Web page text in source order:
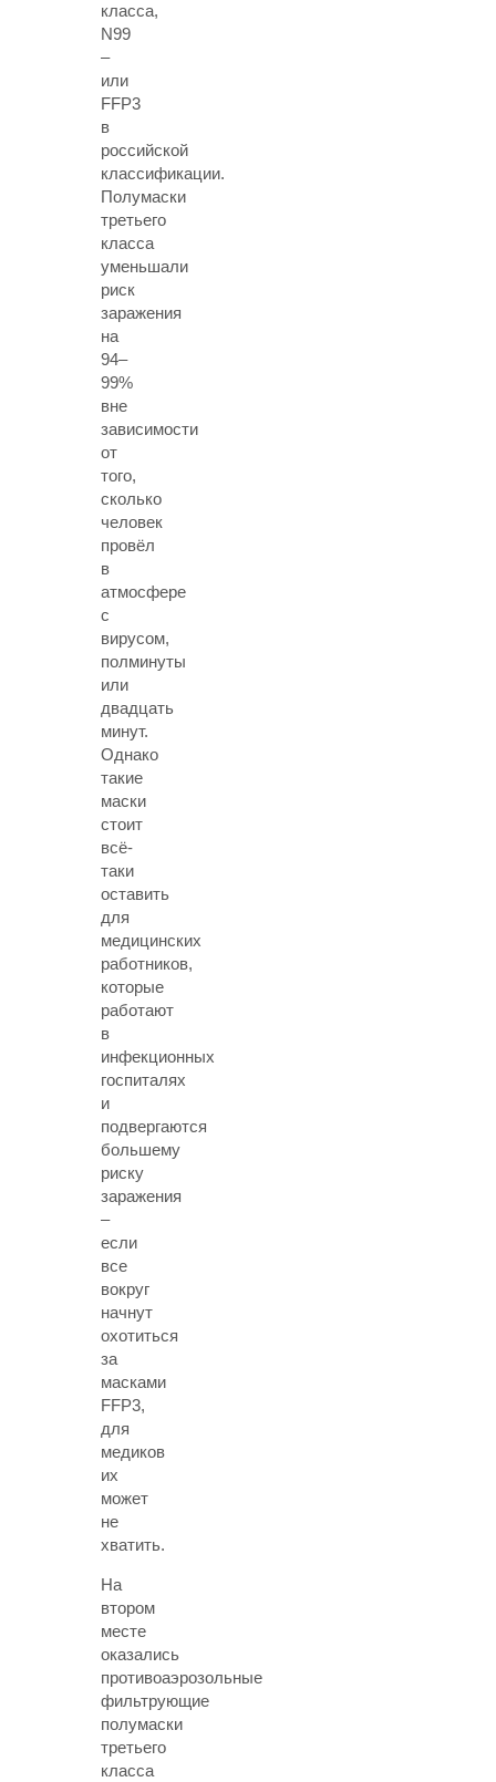
класса,
N99
–
или
FFP3
в
российской
классификации.
Полумаски
третьего
класса
уменьшали
риск
заражения
на
94–
99%
вне
зависимости
от
того,
сколько
человек
провёл
в
атмосфере
с
вирусом,
полминуты
или
двадцать
минут.
Однако
такие
маски
стоит
всё-
таки
оставить
для
медицинских
работников,
которые
работают
в
инфекционных
госпиталях
и
подвергаются
большему
риску
заражения
–
если
все
вокруг
начнут
охотиться
за
масками
FFP3,
для
медиков
их
может
не
хватить.
На
втором
месте
оказались
противоаэрозольные
фильтрующие
полумаски
третьего
класса